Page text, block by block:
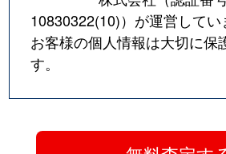
10830322(10)）が運営してい
お客様の個人情報は大切に保
す。